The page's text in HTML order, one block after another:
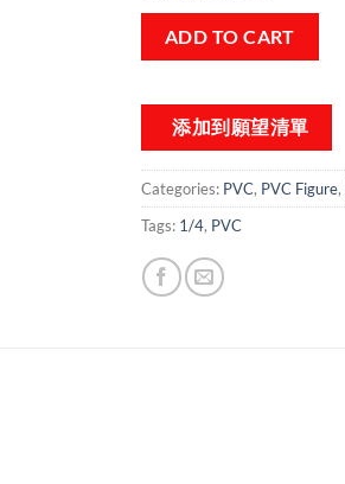
ADD TO CART
添加到願望清單
Categories: PVC, PVC Figure,
Tags: 1/4, PVC